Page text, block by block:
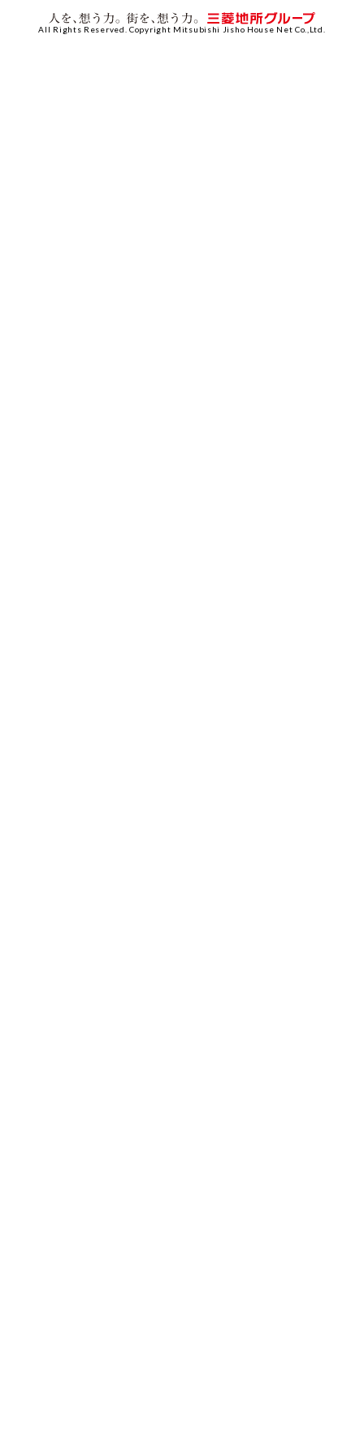
All Rights Reserved. Copyright Mitsubishi Jisho House Net Co.,Ltd.